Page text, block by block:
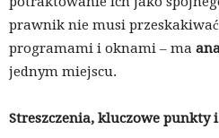
prawnik nie musi
programami i oknami – ma
jednym miejscu.
Streszczenia, kluczowe punkty